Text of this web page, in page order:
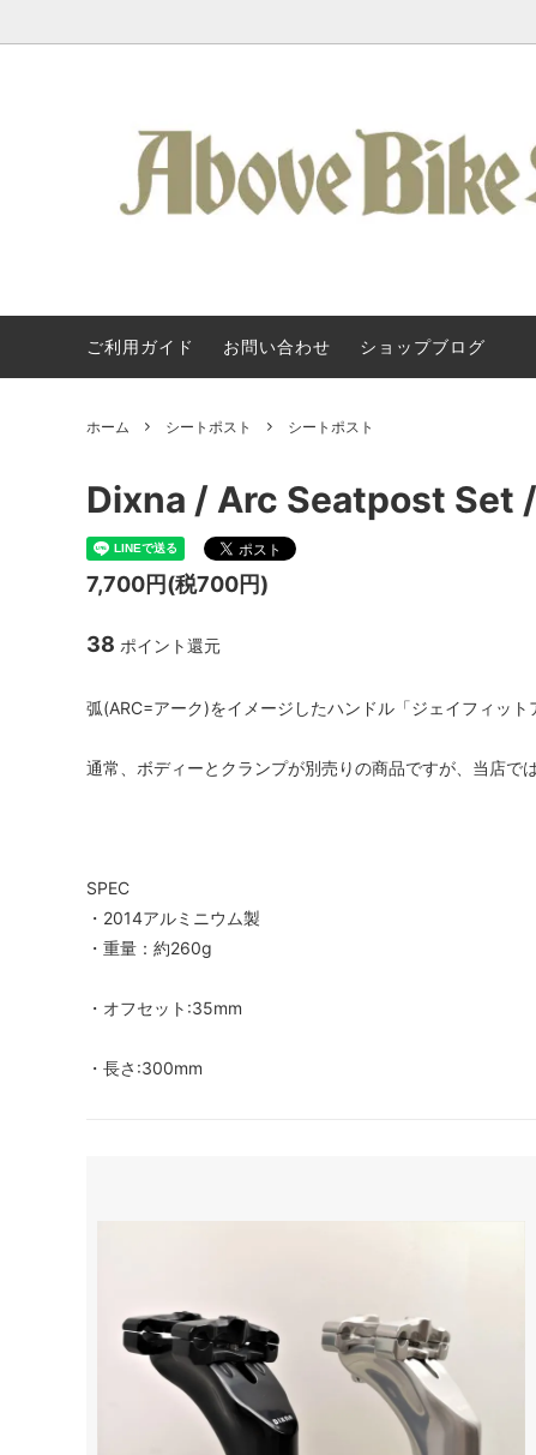
Kuat / 車載ヒッチキャリア フレー
ハンドルバー グリッ
ハブ：トラック / 固定ギア
シートポスト
ツール / ケミカル
Kuat / クアット・ラック SURLY
TERAVAIL Above
Paul Component
ENVE Composites
Brooks
About Us
Kuat
タログ
ご利用ガイド お問い合わせ ショップブログ
ホーム シートポスト シートポスト
Dixna / Arc Seatpost Set
7,700円(税700円)
38 ポイント還元
弧(ARC=アーク)をイメージしたハンドル「ジェイフィット
通常、ボディーとクランプが別売りの商品ですが、当店で
SPEC
・2014アルミニウム製
・重量：約260g
・オフセット:35mm
・長さ:300mm